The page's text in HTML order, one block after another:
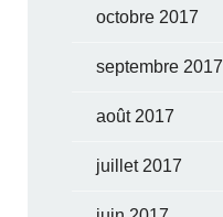
octobre 2017
septembre 2017
août 2017
juillet 2017